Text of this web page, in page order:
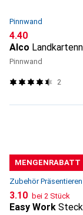
Pinnwand
CHF
4.40
Alco
Pinnwand
2
MENGENRABATT
Zubehör Präsentieren
CHF
3.10 bei 2 Stück
Easy Work